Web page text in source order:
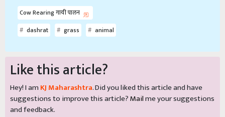
Cow Rearing गायी पालन
dashrat
grass animal
Like this article?
Hey! I am KJ Maharashtra. Did you liked this article and have
suggestions to improve this article?Mailme your suggestions
and feedback.